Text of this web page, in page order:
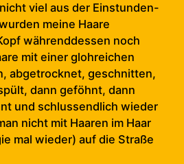
viel aus der Einstunden-
meine Haare
währenddessen noch
mit einer glohreichen
abgetrocknet, geschnitten,
dann geföhnt, dann
und schlussendlich wieder
nicht mit Haaren im Haar
mal wieder) auf die Straße